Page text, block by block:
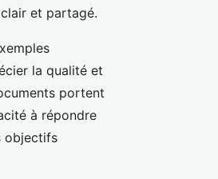
et partagé.
la qualité et
portent
à répondre
objectifs